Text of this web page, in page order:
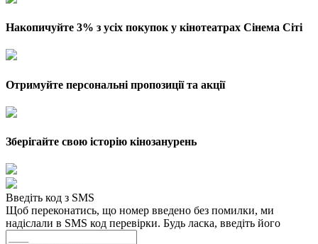
Накопичуйте 3% з усіх покупок у кінотеатрах Сінема Сіті
Отримуйте персональні пропозиції та акції
Зберігайте свою історію кінозанурень
Введіть код з SMS
Щоб переконатись, що номер введено без помилки, ми
надіслали в SMS код перевірки. Будь ласка, введіть його